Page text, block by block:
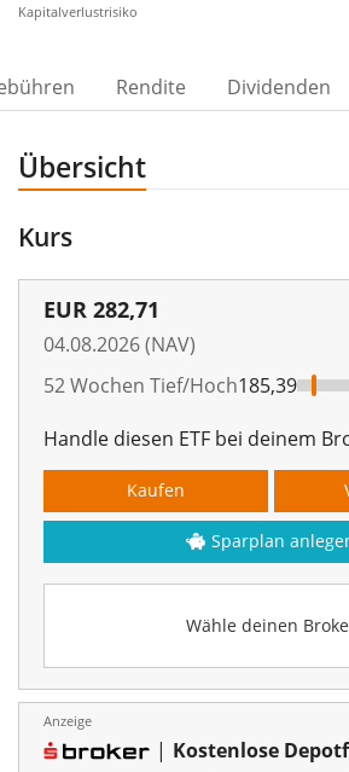
Kapitalverlustrisiko
Rendite Dividenden
Übersicht
Kurs
EUR 282,71
04.08.2026 (NAV)
52 Wochen Tief/Hoch185,39
Handle diesen ETF bei deinem
Wähle deinen
Kaufen
Sparplan
Anzeige
| Kostenlose